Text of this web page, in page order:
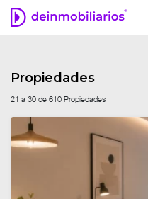
Propiedades
21 a 30 de 610 Propiedades